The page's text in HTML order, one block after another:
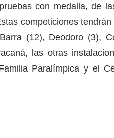
con medalla, de
competiciones
(12), Deodoro (3),
las otras
Paralímpica y el